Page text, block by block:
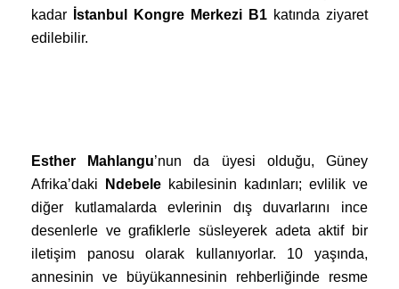
kadar
İstanbul Kongre Merkezi B1 katında ziyaret
edilebilir.
Esther Mahlangu’nun da üyesi olduğu, Güney
Afrika’daki
Ndebele kabilesinin kadınları; evlilik ve
diğer kutlamalarda evlerinin dış duvarlarını ince
desenlerle ve grafiklerle süsleyerek adeta aktif bir
iletişim panosu olarak kullanıyorlar. 10 yaşında,
annesinin ve büyükannesinin rehberliğinde resme